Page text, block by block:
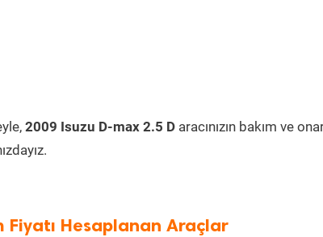
2009 Isuzu D-max 2.5 D aracınızın bakım ve
Fiyatı Hesaplanan Araçlar